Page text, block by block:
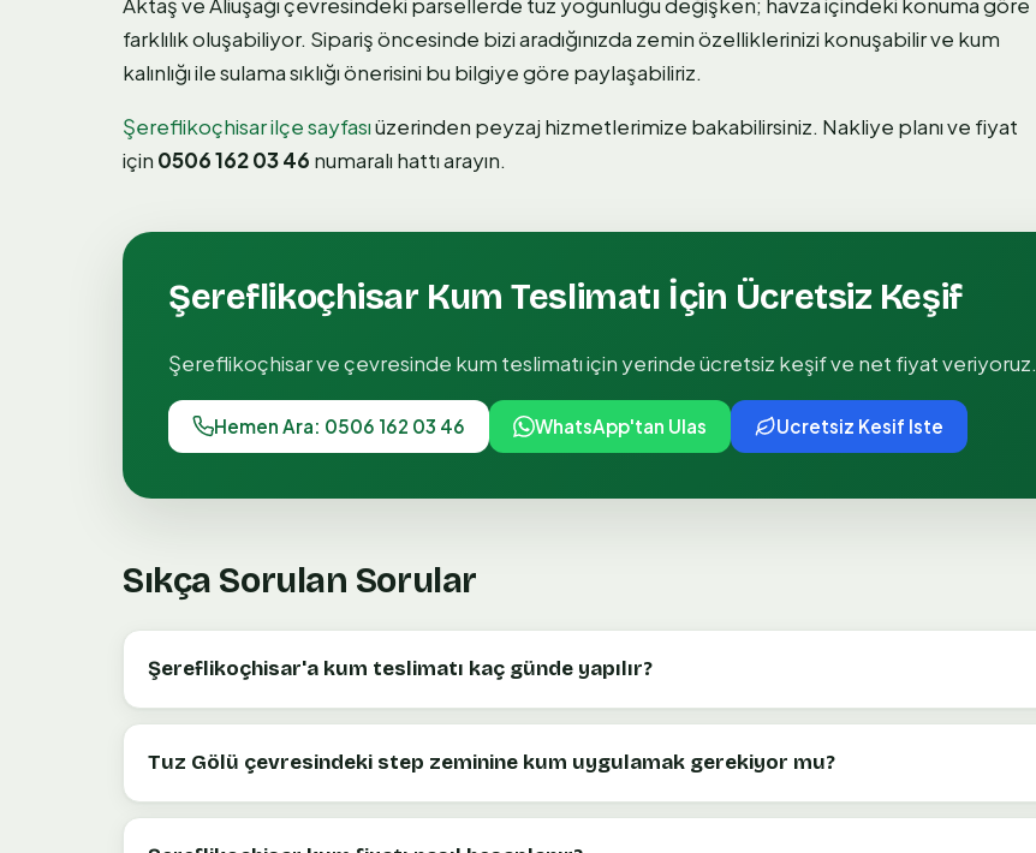
farklılık oluşabiliyor. Sipariş öncesinde bizi aradığınızda zemin özelliklerinizi konuşabilir ve kum
kalınlığı ile sulama sıklığı önerisini bu bilgiye göre paylaşabiliriz.
Şereflikoçhisar ilçe sayfasıüzerinden peyzaj hizmetlerimize bakabilirsiniz. Nakliye planı ve fiyat
için 0506 162 03 46 numaralı hattı arayın.
Şereflikoçhisar Kum Teslimatı İçin Ücretsiz Keşif
Şereflikoçhisarve çevresinde kum teslimatıiçin yerinde ücretsiz keşif ve net fiyat veriyoruz.
Hemen Ara: 0506 162 03 46 WhatsApp'tan Ulas Ucretsiz Kesif Iste
Sıkça Sorulan Sorular
Şereflikoçhisar'a kum teslimatı kaç günde yapılır?
Tuz Gölü çevresindeki step zeminine kum uygulamak gerekiyor mu?